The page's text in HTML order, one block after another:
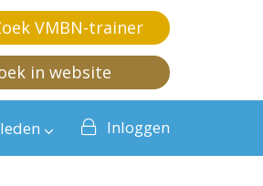
VMBN-trainer
in website
Inloggen